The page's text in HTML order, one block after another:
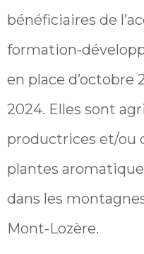
bénéficiaires de
formation-
en place d’octobre
2024. Elles sont
productrices et/ou
plantes
dans les
Mont-Lozère.